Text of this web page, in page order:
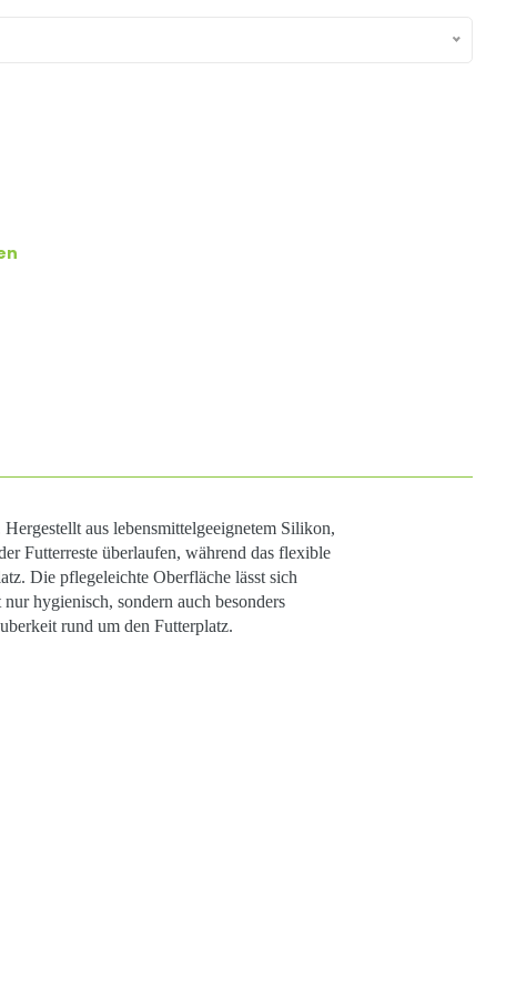
aus lebensmittelgeeignetem Silikon,
Futterreste überlaufen, während das flexible
Die pflegeleichte Oberfläche lässt sich
hygienisch, sondern auch besonders
rund um den Futterplatz.